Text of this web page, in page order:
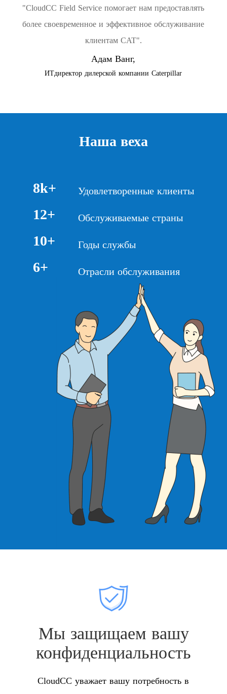
"CloudCC Field Service помогает нам предоставлять
более своевременное и эффективное обслуживание
клиентам CAT".
Адам Ванг,
ИТдиректор дилерской компании Caterpillar
Наша веха
8k+
12+
10+
6+
Удовлетворенные клиенты
Обслуживаемые страны
Годы службы
Отрасли обслуживания
Мы защищаем вашу
конфиденциальность
CloudCC уважает вашу потребность в